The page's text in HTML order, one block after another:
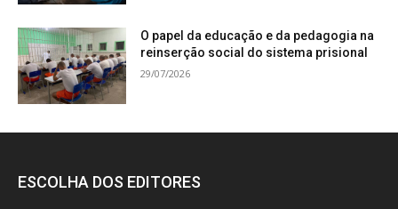
O papel da educação e da pedagogia na
reinserção social do sistema prisional
29/07/2026
ESCOLHA DOS EDITORES